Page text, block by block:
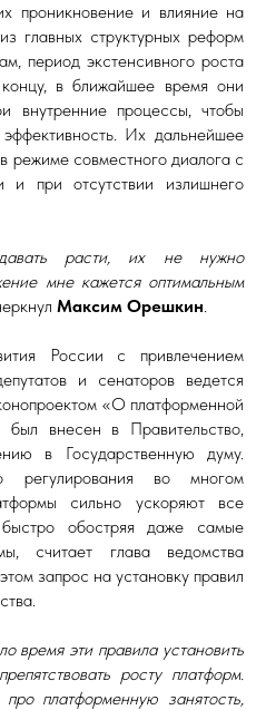
проникновение и влияние на
главных структурных реформ
период экстенсивного роста
в ближайшее время они
внутренние процессы, чтобы
Их дальнейшее
режиме совместного диалога с
и при отсутствии излишнего
расти, их не нужно
мне кажется оптимальным
Максим Орешкин.
России с привлечением
и сенаторов ведется
«О платформенной
внесен в Правительство,
в Государственную думу.
регулирования во многом
сильно ускоряют все
обостряя даже самые
считает глава ведомства
запрос на установку правил
время эти правила установить
росту платформ.
платформенную занятость,